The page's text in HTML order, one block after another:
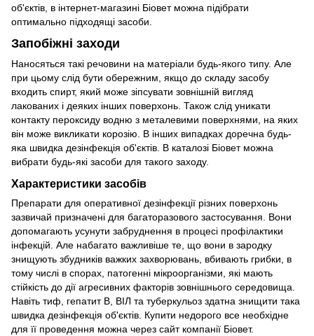
об'єктів, в інтернет-магазині Біовет можна підібрати
оптимально підходящі засоби.
Запобіжні заходи
Наносяться такі речовини на матеріали будь-якого типу. Але
при цьому слід бути обережним, якщо до складу засобу
входить спирт, який може зіпсувати зовнішній вигляд
лакованих і деяких інших поверхонь. Також слід уникати
контакту пероксиду водню з металевими поверхнями, на яких
він може викликати корозію. В інших випадках доречна будь-
яка швидка дезінфекція об'єктів. В каталозі Біовет можна
вибрати будь-які засоби для такого заходу.
Характеристики засобів
Препарати для оперативної дезінфекції різних поверхонь
зазвичай призначені для багаторазового застосування. Вони
допомагають усунути забруднення в процесі профілактики
інфекцій. Але набагато важливіше те, що вони в зародку
знищують збудників важких захворювань, вбивають грибки, в
тому числі в спорах, патогенні мікроорганізми, які мають
стійкість до дії агресивних факторів зовнішнього середовища.
Навіть тиф, гепатит В, ВІЛ та туберкульоз здатна знищити така
швидка дезінфекція об'єктів. Купити недорого все необхідне
для її проведення можна через сайт компанії Біовет.